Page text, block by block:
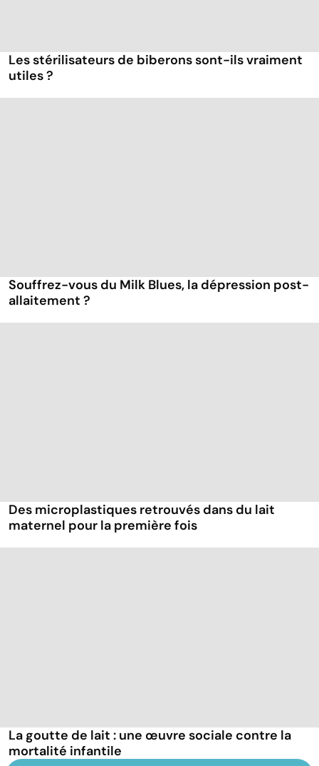
Les stérilisateurs de biberons sont-ils vraiment
utiles ?
Souffrez-vous du Milk Blues, la dépression post-
allaitement ?
Des microplastiques retrouvés dans du lait
maternel pour la première fois
La goutte de lait : une œuvre sociale contre la
mortalité infantile